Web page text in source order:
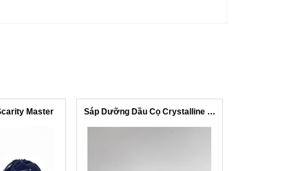
Master Sáp Dưỡng Dầu Cọ Crystalline WAX NK